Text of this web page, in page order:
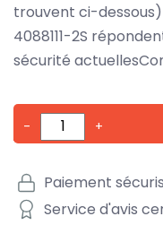
trouvent ci-
4088111-2S
sécurité
- +
Paiement
Service d'avis